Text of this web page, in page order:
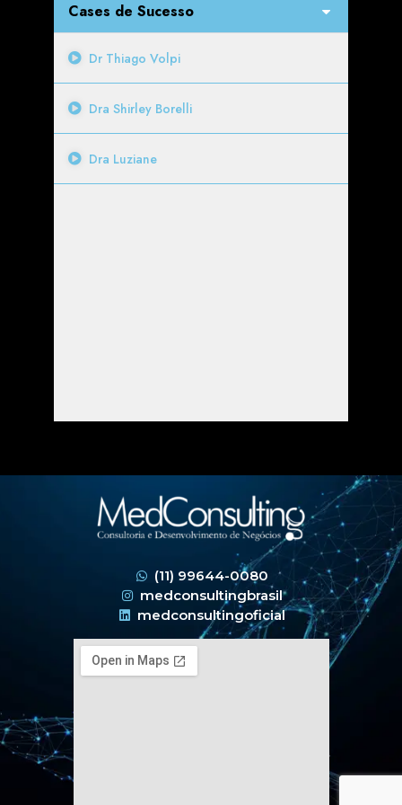
Cases de Sucesso
Dr Thiago Volpi
Dra Shirley Borelli
Dra Luziane
(11) 99644-0080
medconsultingbrasil
medconsultingoficial